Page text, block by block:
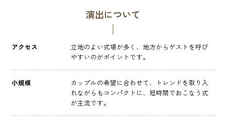
演出について
アクセス
立地のよい式場が多く、地方からゲストを呼び
やすいのがポイントです。
小規模
カップルの希望に合わせて、トレンドを取り入
れながらもコンパクトに、短時間でおこなう式
が主流です。